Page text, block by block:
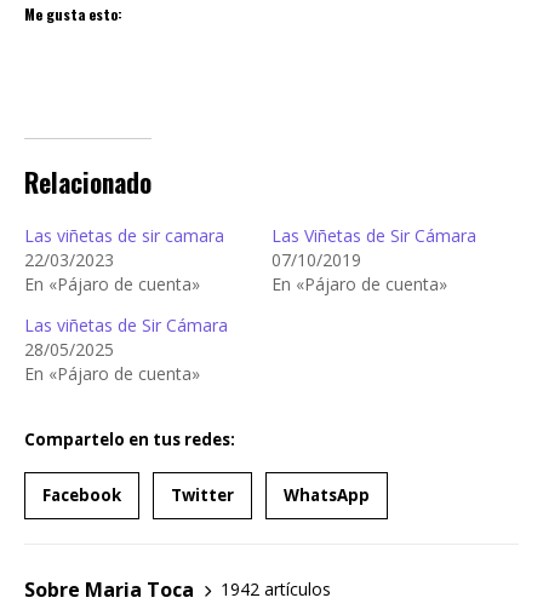
Me gusta esto:
Relacionado
Las viñetas de sir camara
22/03/2023
En «Pájaro de cuenta»
Las Viñetas de Sir Cámara
07/10/2019
En «Pájaro de cuenta»
Las viñetas de Sir Cámara
28/05/2025
En «Pájaro de cuenta»
Compartelo en tus redes:
Facebook Twitter WhatsApp
Sobre Maria Toca
1942 artículos